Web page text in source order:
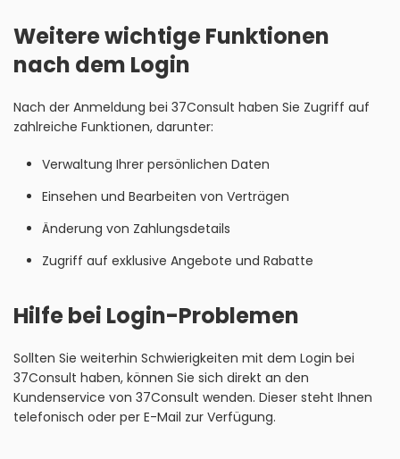
Weitere wichtige Funktionen
nach dem Login
Nach der Anmeldung bei 37Consult haben Sie Zugriff auf
zahlreiche Funktionen, darunter:
Verwaltung Ihrer persönlichen Daten
Einsehen und Bearbeiten von Verträgen
Änderung von Zahlungsdetails
Zugriff auf exklusive Angebote und Rabatte
Hilfe bei Login-Problemen
Sollten Sie weiterhin Schwierigkeiten mit dem Login bei
37Consult haben, können Sie sich direkt an den
Kundenservice von 37Consult wenden. Dieser steht Ihnen
telefonisch oder per E-Mail zur Verfügung.